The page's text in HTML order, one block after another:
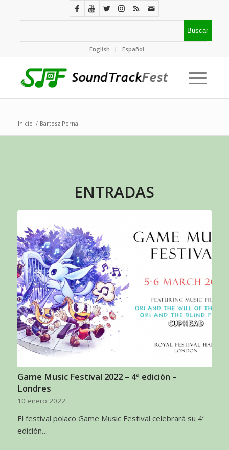
English Español
Inicio / Bartosz Pernal
ENTRADAS
Game Music Festival 2022 – 4ª edición –
Londres
10 enero 2022
El festival polaco Game Music Festival celebrará su 4ª
edición…